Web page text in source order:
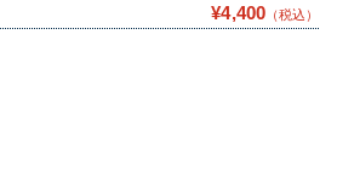
¥4,400 （税込）